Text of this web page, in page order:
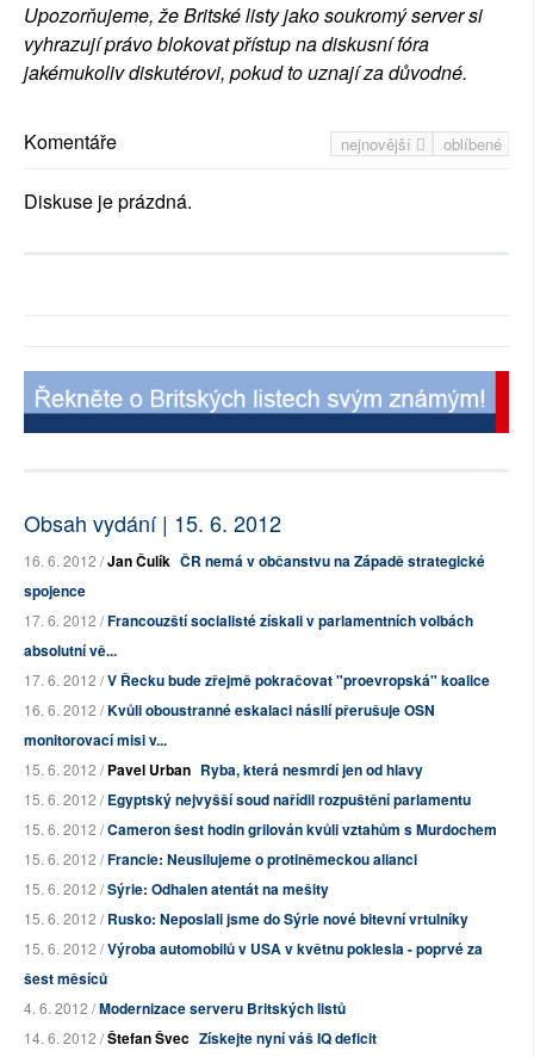
Upozorňujeme, že Britské listy jako soukromý server si
vyhrazují právo blokovat přístup na diskusní fóra
jakémukoliv diskutérovi, pokud to uznají za důvodné.
nejnovější oblíbené
Komentáře
Diskuse je prázdná.
Obsah vydání | 15. 6. 2012
16. 6. 2012 /Jan Čulík ČR nemá v občanstvu na Západě strategické
spojence
17. 6. 2012 /Francouzští socialisté získali v parlamentních volbách
absolutní vě...
17. 6. 2012 /V Řecku bude zřejmě pokračovat "proevropská" koalice
16. 6. 2012 /Kvůli oboustranné eskalaci násilí přerušuje OSN
monitorovací misi v...
15. 6. 2012 /Pavel Urban Ryba, která nesmrdí jen od hlavy
15. 6. 2012 /Egyptský nejvyšší soud nařídil rozpuštění parlamentu
15. 6. 2012 /Cameron šest hodin grilován kvůli vztahům s Murdochem
15. 6. 2012 /Francie: Neusilujeme o protiněmeckou alianci
15. 6. 2012 /Sýrie: Odhalen atentát na mešity
15. 6. 2012 /Rusko: Neposlali jsme do Sýrie nové bitevní vrtulníky
15. 6. 2012 /Výroba automobilů v USA v květnu poklesla - poprvé za
šest měsíců
4. 6. 2012 /Modernizace serveru Britských listů
14. 6. 2012 /Štefan Švec Získejte nyní váš IQ deficit